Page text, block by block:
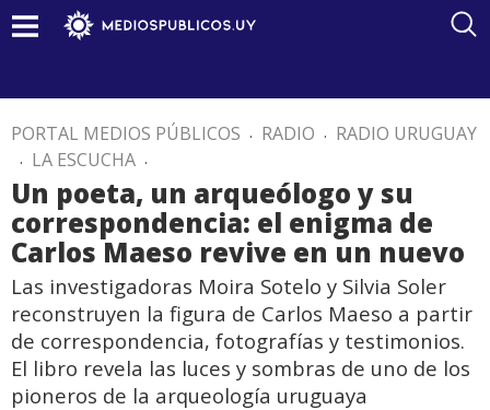
PORTAL MEDIOS PÚBLICOS . RADIO . RADIO URUGUAY
. LA ESCUCHA .
Un poeta, un arqueólogo y su
correspondencia: el enigma de
Carlos Maeso revive en un nuevo
Las investigadoras Moira Sotelo y Silvia Soler
reconstruyen la figura de Carlos Maeso a partir
de correspondencia, fotografías y testimonios.
El libro revela las luces y sombras de uno de los
pioneros de la arqueología uruguaya